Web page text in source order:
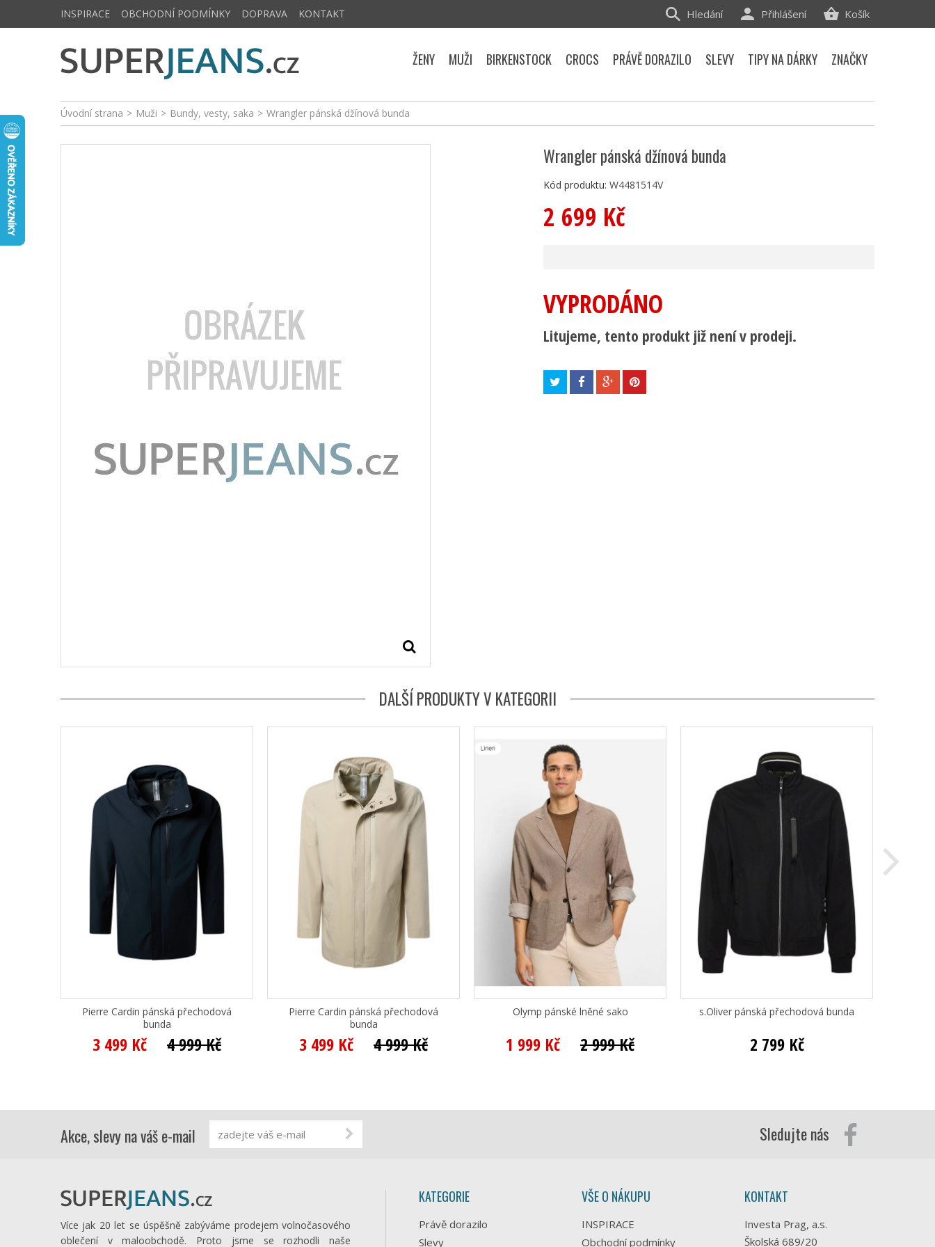
Úvodní strana > Muži > Bundy, vesty, saka > Wrangler pánská džínová bunda
Wrangler pánská džínová bunda
Kód produktu: W4481514V
2 699 Kč
VYPRODÁNO
Litujeme, tento produkt již není v prodeji.
DALŠÍ PRODUKTY V KATEGORII
Pierre Cardin pánská přechodová
bunda
3 499 Kč 4 999 Kč
Pierre Cardin pánská přechodová
bunda
3 499 Kč 4 999 Kč
Olymp pánské lněné sako
1 999 Kč 2 999 Kč
s.Oliver pánská přechodová bunda
2 799 Kč
INSPIRACE OBCHODNÍ PODMÍNKY DOPRAVA KONTAKT Košík
Přihlášení
Hledání
ŽENY MUŽI BIRKENSTOCK CROCS PRÁVĚ DORAZILO SLEVY TIPY NA DÁRKY ZNAČKY
Akce, slevy na váš e-mail Sledujte nás
Více jak 20 let se úspěšně zabýváme prodejem volnočasového
oblečení v maloobchodě. Proto jsme se rozhodli naše
KATEGORIE
Právě dorazilo
Slevy
VŠE O NÁKUPU
INSPIRACE
Obchodní podmínky
KONTAKT
Investa Prag, a.s.
Školská 689/20